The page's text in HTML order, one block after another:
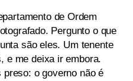
de Ordem
Pergunto o que
são eles. Um tenente
e me deixa ir embora.
o governo não é